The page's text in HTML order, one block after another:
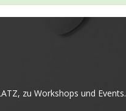
zu Workshops und Events.